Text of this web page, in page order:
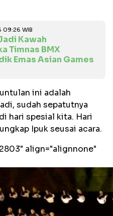
09:26 WIB
Kawah
Timnas BMX
Emas Asian Games
ini adalah
sudah sepatutnya
hari spesial kita. Hari
Ipuk seusai acara.
align="alignnone"